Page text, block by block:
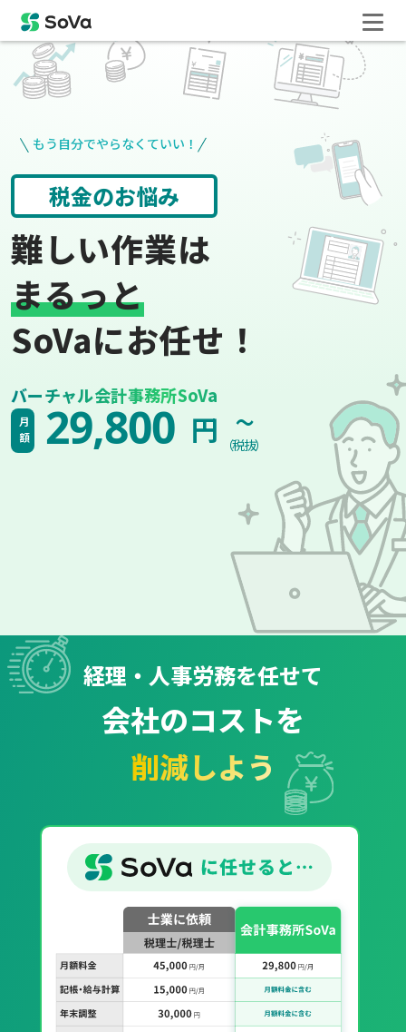
もう自分でやらなくていい！
役所手続き 給与計算
難しい作業は
まるっと
SoVaにお任せ！
バーチャル会計事務所SoVa
月額 29,800 円 ~
（税抜）
経理・人事労務を任せて
会社のコストを
削減しよう